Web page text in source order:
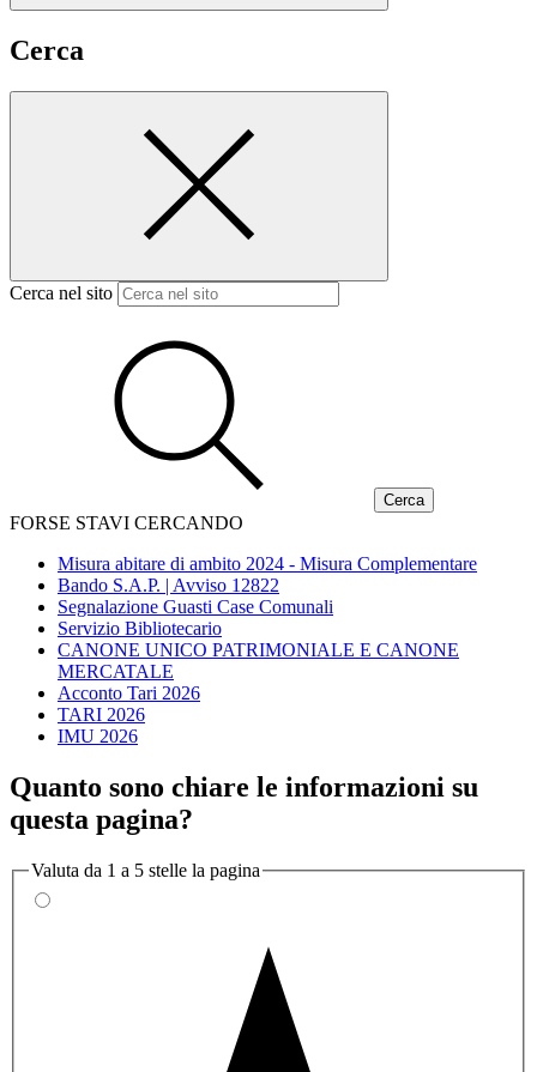
Cerca
Cerca nel sito
FORSE STAVI CERCANDO
Misura abitare di ambito 2024 - Misura Complementare
Bando S.A.P. | Avviso 12822
Segnalazione Guasti Case Comunali
Servizio Bibliotecario
CANONE UNICO PATRIMONIALE E CANONE
MERCATALE
Acconto Tari 2026
TARI 2026
IMU 2026
Quanto sono chiare le informazioni su
questa pagina?
Valuta da 1 a 5 stelle la pagina